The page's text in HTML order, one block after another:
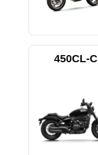
450CL-C